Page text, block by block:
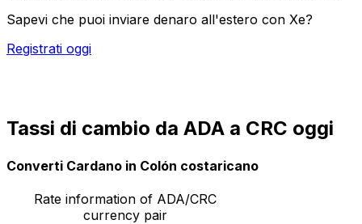
Sapevi che puoi inviare denaro all'estero con Xe?
Registrati oggi
Tassi di cambio da ADA a CRC oggi
Converti Cardano in Colón costaricano
Rate information of ADA/CRC
currency pair